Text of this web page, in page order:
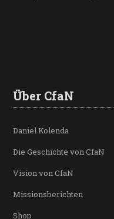
Über CfaN
Daniel Kolenda
Die Geschichte von CfaN
Vision von CfaN
Missionsberichten
Shop